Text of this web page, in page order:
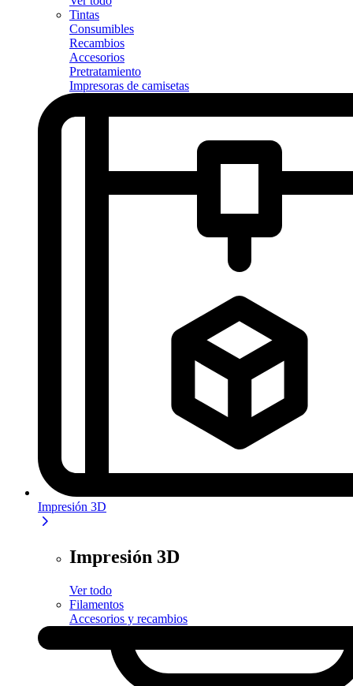
Tintas
Consumibles
Recambios
Accesorios
Pretratamiento
Impresoras de camisetas
Impresión 3D
Impresión 3D
Ver todo
Filamentos
Accesorios y recambios